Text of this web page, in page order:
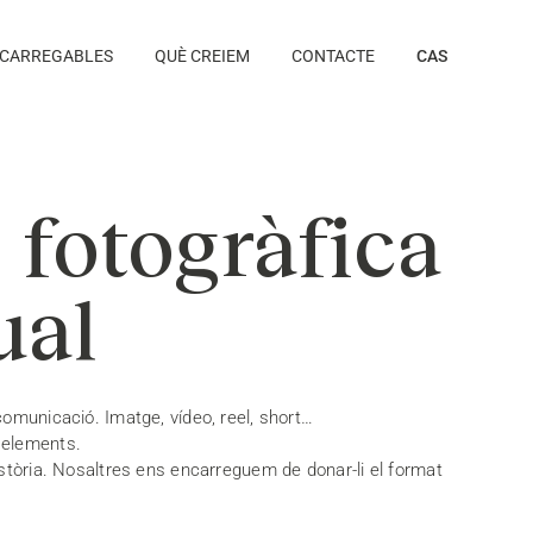
QUÈ CREIEM CONTACTE CAS
fotogràfica
Imatge, vídeo, reel, short…
Nosaltres ens encarreguem de donar-li el format